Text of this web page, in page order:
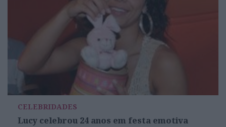
CELEBRIDADES
Lucy celebrou 24 anos em festa emotiva